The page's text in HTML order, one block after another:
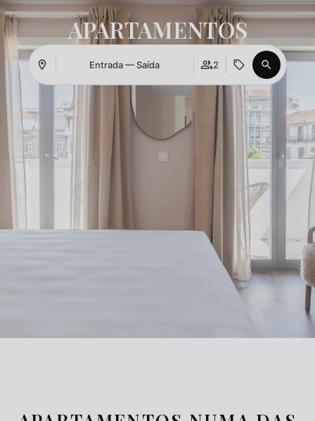
Aceder
APARTAMENTOS
Entrada — Saída 2